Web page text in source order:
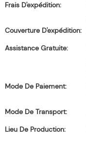
Frais D'expédition:
Couverture D'expédition:
Assistance Gratuite:
Mode De Paiement:
Mode De Transport:
Lieu De Production: